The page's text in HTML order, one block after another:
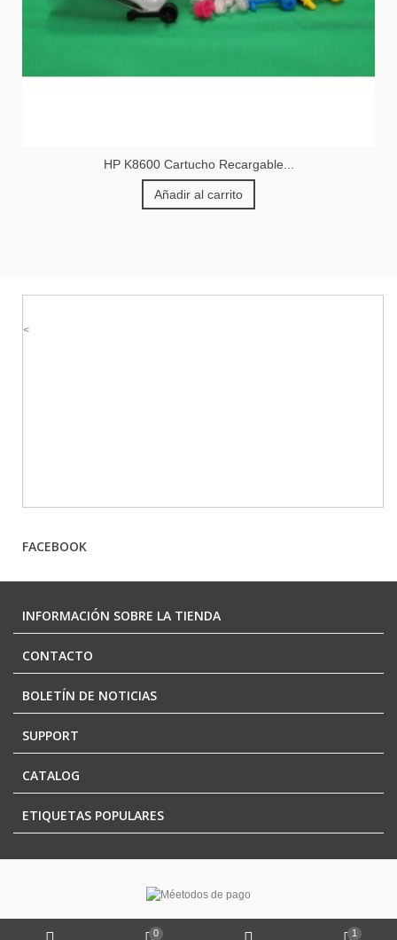
HP K8600 Cartucho Recargable...
Añadir al carrito
<
FACEBOOK
INFORMACIÓN SOBRE LA TIENDA
CONTACTO
BOLETÍN DE NOTICIAS
SUPPORT
CATALOG
ETIQUETAS POPULARES
0 1